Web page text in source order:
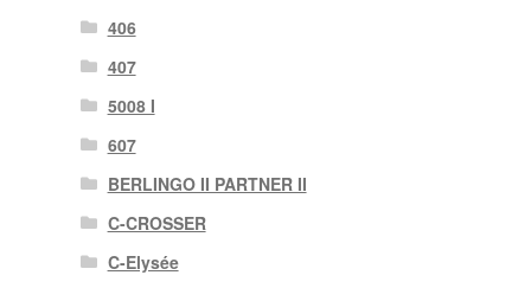
406
407
5008 I
607
BERLINGO II PARTNER II
C-CROSSER
C-Elysée